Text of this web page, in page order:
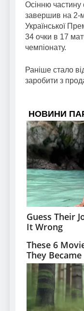
Осінню частину
завершив на 2-
Української
34 очки в 17
чемпіонату.
Раніше стало
заробити з